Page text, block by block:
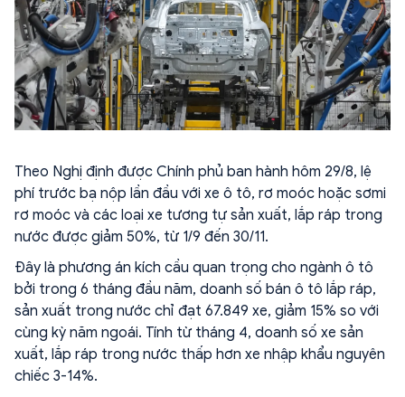
Theo Nghị định được Chính phủ ban hành hôm 29/8, lệ
phí trước bạ nộp lần đầu với xe ô tô, rơ moóc hoặc sơmi
rơ moóc và các loại xe tương tự sản xuất, lắp ráp trong
nước được giảm 50%, từ 1/9 đến 30/11.
Đây là phương án kích cầu quan trọng cho ngành ô tô
bởi trong 6 tháng đầu năm, doanh số bán ô tô lắp ráp,
sản xuất trong nước chỉ đạt 67.849 xe, giảm 15% so với
cùng kỳ năm ngoái. Tính từ tháng 4, doanh số xe sản
xuất, lắp ráp trong nước thấp hơn xe nhập khẩu nguyên
chiếc 3-14%.